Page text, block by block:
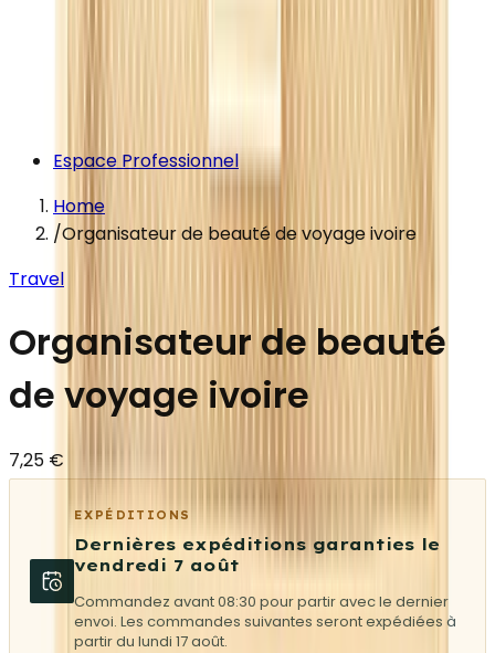
Espace Professionnel
Home
/Organisateur de beauté de voyage ivoire
Travel
Organisateur de beauté
de voyage ivoire
7,25 €
EXPÉDITIONS
Dernières expéditions garanties le
vendredi 7 août
Commandez avant 08:30 pour partir avec le dernier
envoi. Les commandes suivantes seront expédiées à
partir du lundi 17 août.